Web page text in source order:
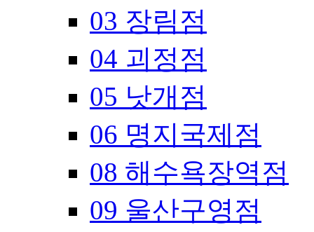
03 장림점
04 괴정점
05 낫개점
06 명지국제점
08 해수욕장역점
09 울산구영점